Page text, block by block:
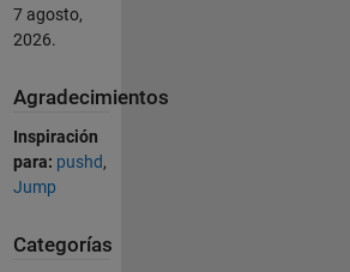
7 agosto,
2026.
Agradecimientos
Inspiración
para: pushd,
Jump
Categorías